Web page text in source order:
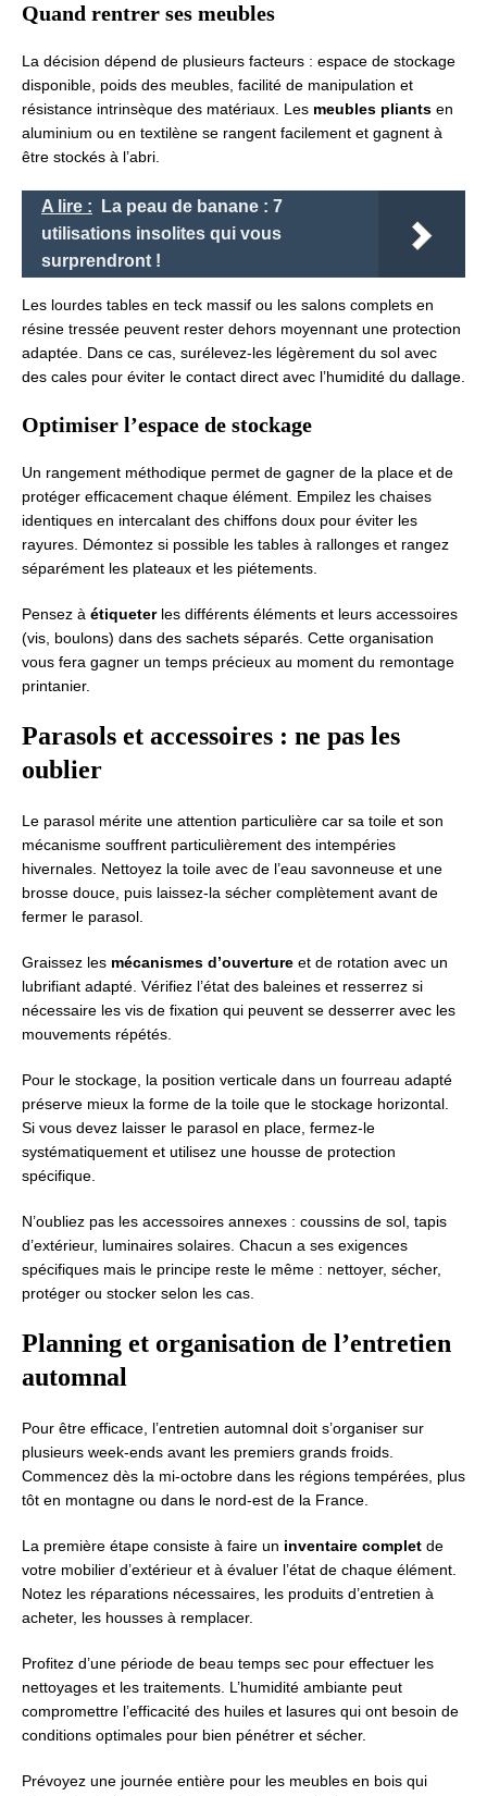
Quand rentrer ses meubles
La décision dépend de plusieurs facteurs : espace de stockage
disponible, poids des meubles, facilité de manipulation et
résistance intrinsèque des matériaux. Les meubles pliants en
aluminium ou en textilène se rangent facilement et gagnent à
être stockés à l’abri.
A lire :
La peau de banane : 7
utilisations insolites qui vous
surprendront !
Les lourdes tables en teck massif ou les salons complets en
résine tressée peuvent rester dehors moyennant une protection
adaptée. Dans ce cas, surélevez-les légèrement du sol avec
des cales pour éviter le contact direct avec l’humidité du dallage.
Optimiser l’espace de stockage
Un rangement méthodique permet de gagner de la place et de
protéger efficacement chaque élément. Empilez les chaises
identiques en intercalant des chiffons doux pour éviter les
rayures. Démontez si possible les tables à rallonges et rangez
séparément les plateaux et les piétements.
Pensez à étiqueterles différents éléments et leurs accessoires
(vis, boulons) dans des sachets séparés. Cette organisation
vous fera gagner un temps précieux au moment du remontage
printanier.
Parasols et accessoires : ne pas les
oublier
Le parasol mérite une attention particulière car sa toile et son
mécanisme souffrent particulièrement des intempéries
hivernales. Nettoyez la toile avec de l’eau savonneuse et une
brosse douce, puis laissez-la sécher complètement avant de
fermer le parasol.
Graissez les mécanismes d’ouverture et de rotation avec un
lubrifiant adapté. Vérifiez l’état des baleines et resserrez si
nécessaire les vis de fixation qui peuvent se desserrer avec les
mouvements répétés.
Pour le stockage, la position verticale dans un fourreau adapté
préserve mieux la forme de la toile que le stockage horizontal.
Si vous devez laisser le parasol en place, fermez-le
systématiquement et utilisez une housse de protection
spécifique.
N’oubliez pas les accessoires annexes : coussins de sol, tapis
d’extérieur, luminaires solaires. Chacun a ses exigences
spécifiques mais le principe reste le même : nettoyer, sécher,
protéger ou stocker selon les cas.
Planning et organisation de l’entretien
automnal
Pour être efficace, l’entretien automnal doit s’organiser sur
plusieurs week-ends avant les premiers grands froids.
Commencez dès la mi-octobre dans les régions tempérées, plus
tôt en montagne ou dans le nord-est de la France.
La première étape consiste à faire un inventaire complet de
votre mobilier d’extérieur et à évaluer l’état de chaque élément.
Notez les réparations nécessaires, les produits d’entretien à
acheter, les housses à remplacer.
Profitez d’une période de beau temps sec pour effectuer les
nettoyages et les traitements. L’humidité ambiante peut
compromettre l’efficacité des huiles et lasures qui ont besoin de
conditions optimales pour bien pénétrer et sécher.
Prévoyez une journée entière pour les meubles en bois qui